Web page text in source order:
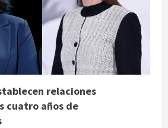
relaciones
cuatro años de